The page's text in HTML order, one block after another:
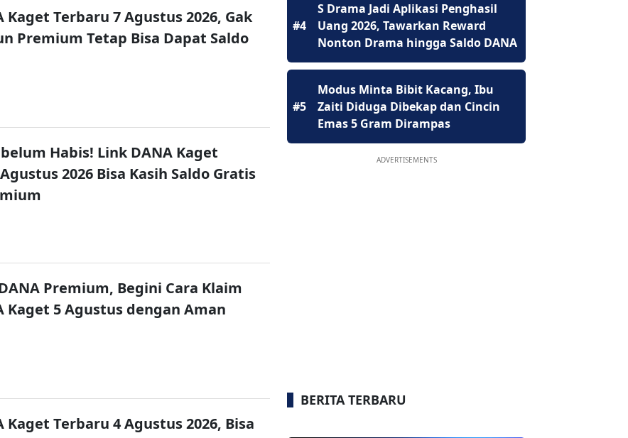
Kaget Terbaru 7 Agustus 2026, Gak
Premium Tetap Bisa Dapat Saldo
Habis! Link DANA Kaget
2026 Bisa Kasih Saldo Gratis
Premium, Begini Cara Klaim
Kaget 5 Agustus dengan Aman
Kaget Terbaru 4 Agustus 2026, Bisa
#4
S Drama Jadi Aplikasi Penghasil
Uang 2026, Tawarkan Reward
Nonton Drama hingga Saldo DANA
#5
Modus Minta Bibit Kacang, Ibu
Zaiti Diduga Dibekap dan Cincin
Emas 5 Gram Dirampas
ADVERTISEMENTS
BERITA TERBARU